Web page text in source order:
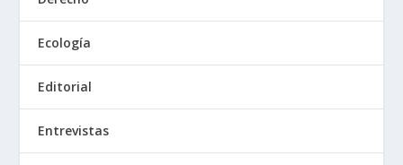
Ecología
Editorial
Entrevistas